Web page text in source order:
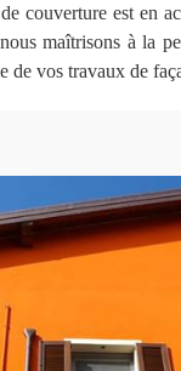
couverture est en
maîtrisons à la
de vos travaux de